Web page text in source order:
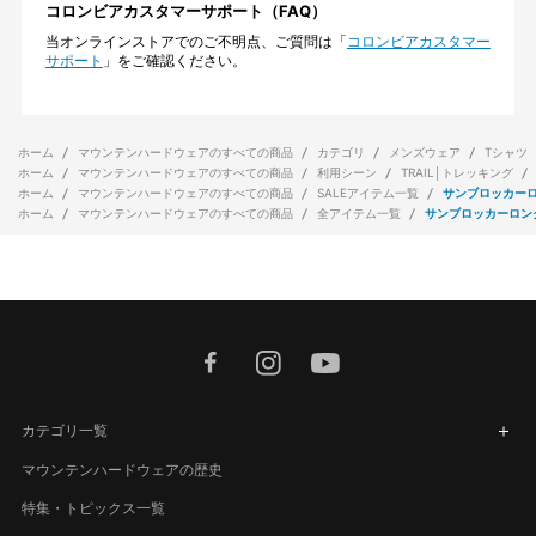
コロンビアカスタマーサポート（FAQ）
当オンラインストアでのご不明点、ご質問は「コロンビアカスタマー
サポート 」をご確認ください。
ホーム マウンテンハードウェアのすべての商品 カテゴリ メンズウェア
Tシャツ
ホーム
マウンテンハードウェアのすべての商品 利用シーン
TRAIL│トレッキング
ホーム
マウンテンハードウェアのすべての商品 SALEアイテム一覧
サンブロッカー
ホーム
マウンテンハードウェアのすべての商品 全アイテム一覧 サンブロッカーロン
facebookinstagram
カテゴリ一覧
マウンテンハードウェアの歴史
特集・トピックス一覧